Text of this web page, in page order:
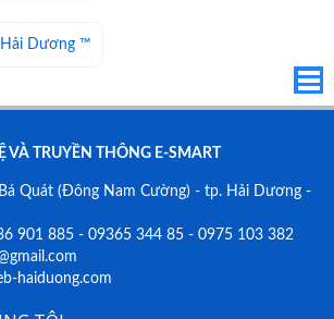
VÀ TRUYỀN THÔNG E-SMART
Quát (Đông Nam Cường) - tp. Hải Dương -
901 885 - 09365 344 85 - 0975 103 382
haiduong.com